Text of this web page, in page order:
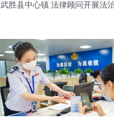
武胜县中心镇 法律顾问开展法